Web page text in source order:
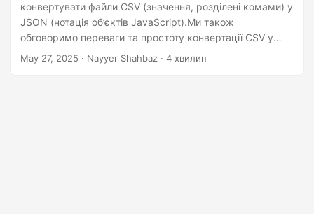
o
n
конвертувати файли CSV (значення, розділені комами) у
JSON (нотація об’єктів JavaScript).Ми також
обговоримо переваги та простоту конвертації CSV у
JSON, використовуючи Node.js SDK.
May 27, 2025 · Nayyer Shahbaz · 4 хвилин